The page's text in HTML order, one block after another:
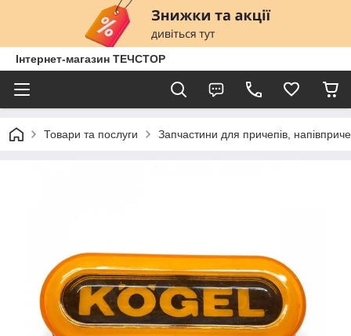
Інтернет-магазин ТЕЧСТОР
Товари та послуги Запчастини для причепів,